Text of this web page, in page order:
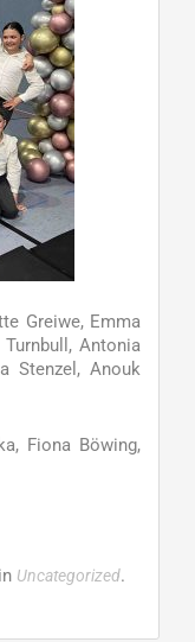
Greiwe, Emma
Antonia
Stenzel, Anouk
Fiona Böwing,
Uncategorized.